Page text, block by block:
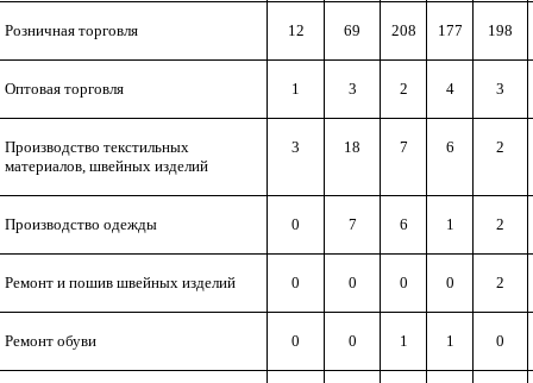
Розничная торговля 12 69 208 177 198
Оптовая торговля 1 3 2 4 3
Производство текстильных
материалов, швейных изделий
3 18 7 6 2
Производство одежды 0 7 6 1 2
Ремонт и пошив швейных изделий 0 0 0 0 2
Ремонт обуви 0 0 1 1 0